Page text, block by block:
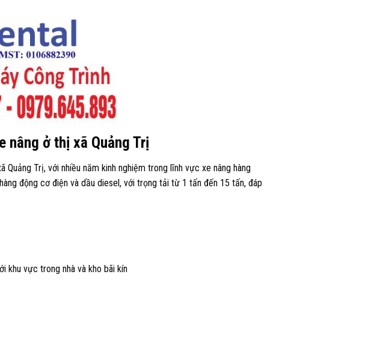
nâng ở thị xã Quảng Trị
Trị, với nhiều năm kinh nghiệm trong lĩnh vực xe nâng hàng
động cơ điện và dầu diesel, với trọng tải từ 1 tấn đến 15 tấn, đáp
khu vực trong nhà và kho bãi kín